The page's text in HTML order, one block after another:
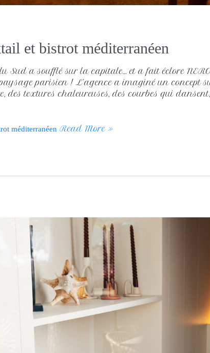
et bistrot méditerranéen
Sud a soufflé sur la capitale… et a fait éclore
parisien ! L’agence a imaginé un concept
des textures chaleureuses, des courbes qui
méditerranéen Read More »